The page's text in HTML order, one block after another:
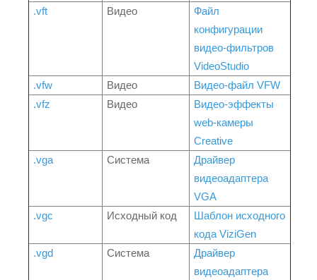
.vft
Видео
Файл
конфигурации
видео-фильтров
VideoStudio
.vfw
Видео
Видео-файл VFW
.vfz
Видео
Видео-эффекты
web-камеры
Creative
.vga
Система
Драйвер
видеоадаптера
VGA
.vgc
Исходный код
Шаблон исходного
кода ViziGen
.vgd
Система
Драйвер
видеоадаптера